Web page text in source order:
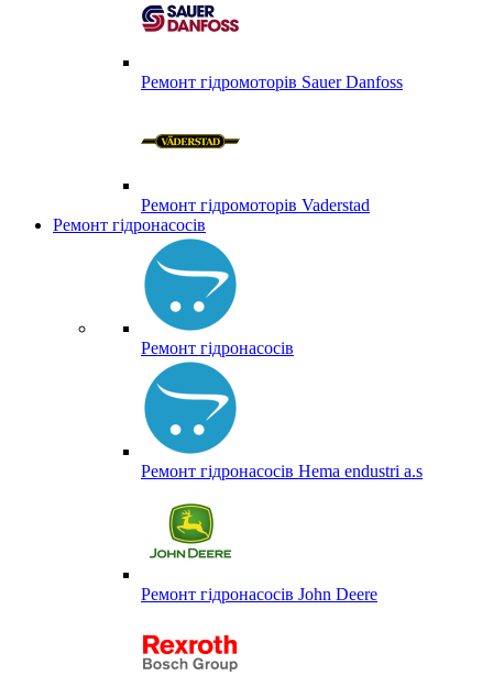
Ремонт гідромоторів Sauer Danfoss
Ремонт гідромоторів Vaderstad
Ремонт гідронасосів
Ремонт гідронасосів
Ремонт гідронасосів Hema endustri a.s
Ремонт гідронасосів John Deere